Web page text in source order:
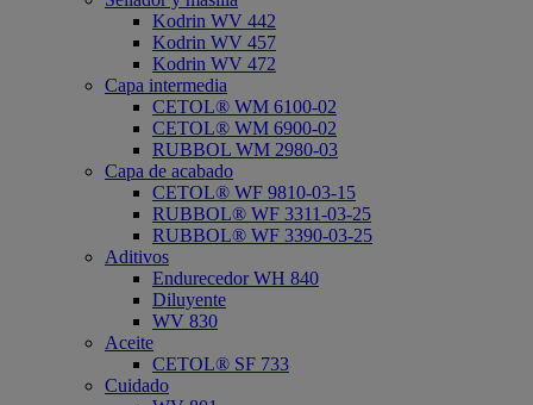
Kodrin WV 442
Kodrin WV 457
Kodrin WV 472
Capa intermedia
CETOL® WM 6100-02
CETOL® WM 6900-02
RUBBOL WM 2980-03
Capa de acabado
CETOL® WF 9810-03-15
RUBBOL® WF 3311-03-25
RUBBOL® WF 3390-03-25
Aditivos
Endurecedor WH 840
Diluyente
WV 830
Aceite
CETOL® SF 733
Cuidado